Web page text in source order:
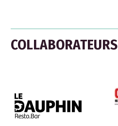
COLLABORATEURS